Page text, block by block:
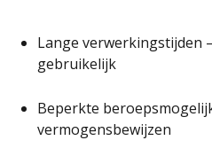
Lange verwerkingstijden
gebruikelijk
Beperkte
vermogensbewijzen